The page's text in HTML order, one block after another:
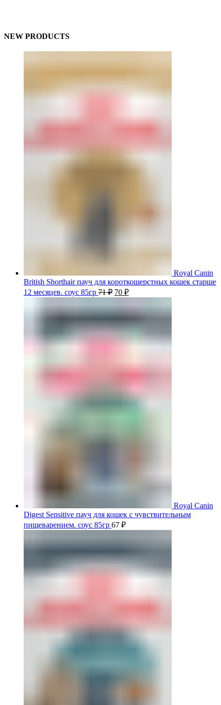
NEW PRODUCTS
Royal Canin
British Shorthair пауч для короткошерстных кошек старше
12 месяцев. соус 85гр 71₽ 70 ₽
Royal Canin
Digest Sensitive пауч для кошек с чувствительным
пищеварением. соус 85гр 67 ₽